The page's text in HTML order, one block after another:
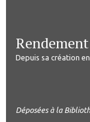
Depuis sa création
Déposées à la